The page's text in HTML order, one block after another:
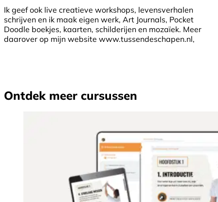
Ik geef ook live creatieve workshops, levensverhalen
schrijven en ik maak eigen werk, Art Journals, Pocket
Doodle boekjes, kaarten, schilderijen en mozaïek. Meer
daarover op mijn website www.tussendeschapen.nl,
Ontdek meer cursussen